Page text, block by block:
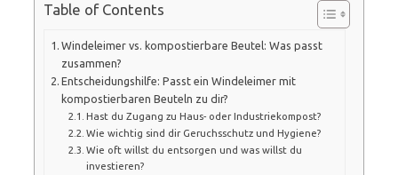
Table of Contents
Windeleimer vs. kompostierbare Beutel: Was passt
zusammen?
Entscheidungshilfe: Passt ein Windeleimer mit
kompostierbaren Beuteln zu dir?
Hast du Zugang zu Haus- oder Industriekompost?
Wie wichtig sind dir Geruchsschutz und Hygiene?
Wie oft willst du entsorgen und was willst du
investieren?